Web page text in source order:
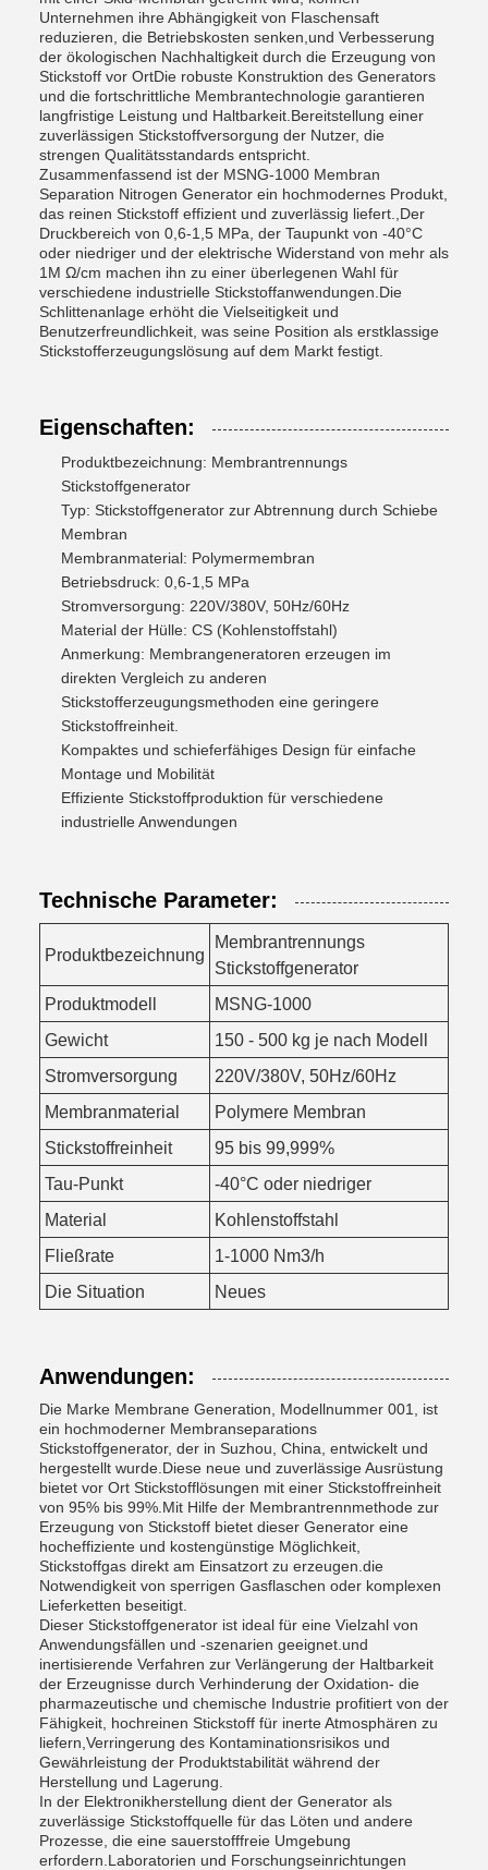
Unternehmen ihre Abhängigkeit von Flaschensaft
reduzieren, die Betriebskosten senken,und Verbesserung
der ökologischen Nachhaltigkeit durch die Erzeugung von
Stickstoff vor OrtDie robuste Konstruktion des Generators
und die fortschrittliche Membrantechnologie garantieren
langfristige Leistung und Haltbarkeit.Bereitstellung einer
zuverlässigen Stickstoffversorgung der Nutzer, die
strengen Qualitätsstandards entspricht.
Zusammenfassend ist der MSNG-1000 Membran
Separation Nitrogen Generator ein hochmodernes Produkt,
das reinen Stickstoff effizient und zuverlässig liefert.,Der
Druckbereich von 0,6-1,5 MPa, der Taupunkt von -40°C
oder niedriger und der elektrische Widerstand von mehr als
1M Ω/cm machen ihn zu einer überlegenen Wahl für
verschiedene industrielle Stickstoffanwendungen.Die
Schlittenanlage erhöht die Vielseitigkeit und
Benutzerfreundlichkeit, was seine Position als erstklassige
Stickstofferzeugungslösung auf dem Markt festigt.
Eigenschaften:
Produktbezeichnung: Membrantrennungs
Stickstoffgenerator
Typ: Stickstoffgenerator zur Abtrennung durch Schiebe
Membran
Membranmaterial: Polymermembran
Betriebsdruck: 0,6-1,5 MPa
Stromversorgung: 220V/380V, 50Hz/60Hz
Material der Hülle: CS (Kohlenstoffstahl)
Anmerkung: Membrangeneratoren erzeugen im
direkten Vergleich zu anderen
Stickstofferzeugungsmethoden eine geringere
Stickstoffreinheit.
Kompaktes und schieferfähiges Design für einfache
Montage und Mobilität
Effiziente Stickstoffproduktion für verschiedene
industrielle Anwendungen
Technische Parameter:
Produktbezeichnung
Membrantrennungs
Stickstoffgenerator
Produktmodell
MSNG-1000
Gewicht
150 - 500 kg je nach Modell
Stromversorgung
220V/380V, 50Hz/60Hz
Membranmaterial
Polymere Membran
Stickstoffreinheit
95 bis 99,999%
Tau-Punkt
-40°C oder niedriger
Material
Kohlenstoffstahl
Fließrate
1-1000 Nm3/h
Die Situation
Neues
Anwendungen:
Die Marke Membrane Generation, Modellnummer 001, ist
ein hochmoderner Membranseparations
Stickstoffgenerator, der in Suzhou, China, entwickelt und
hergestellt wurde.Diese neue und zuverlässige Ausrüstung
bietet vor Ort Stickstofflösungen mit einer Stickstoffreinheit
von 95% bis 99%.Mit Hilfe der Membrantrennmethode zur
Erzeugung von Stickstoff bietet dieser Generator eine
hocheffiziente und kostengünstige Möglichkeit,
Stickstoffgas direkt am Einsatzort zu erzeugen.die
Notwendigkeit von sperrigen Gasflaschen oder komplexen
Lieferketten beseitigt.
Dieser Stickstoffgenerator ist ideal für eine Vielzahl von
Anwendungsfällen und -szenarien geeignet.und
inertisierende Verfahren zur Verlängerung der Haltbarkeit
der Erzeugnisse durch Verhinderung der Oxidation- die
pharmazeutische und chemische Industrie profitiert von der
Fähigkeit, hochreinen Stickstoff für inerte Atmosphären zu
liefern,Verringerung des Kontaminationsrisikos und
Gewährleistung der Produktstabilität während der
Herstellung und Lagerung.
In der Elektronikherstellung dient der Generator als
zuverlässige Stickstoffquelle für das Löten und andere
Prozesse, die eine sauerstofffreie Umgebung
erfordern.Laboratorien und Forschungseinrichtungen